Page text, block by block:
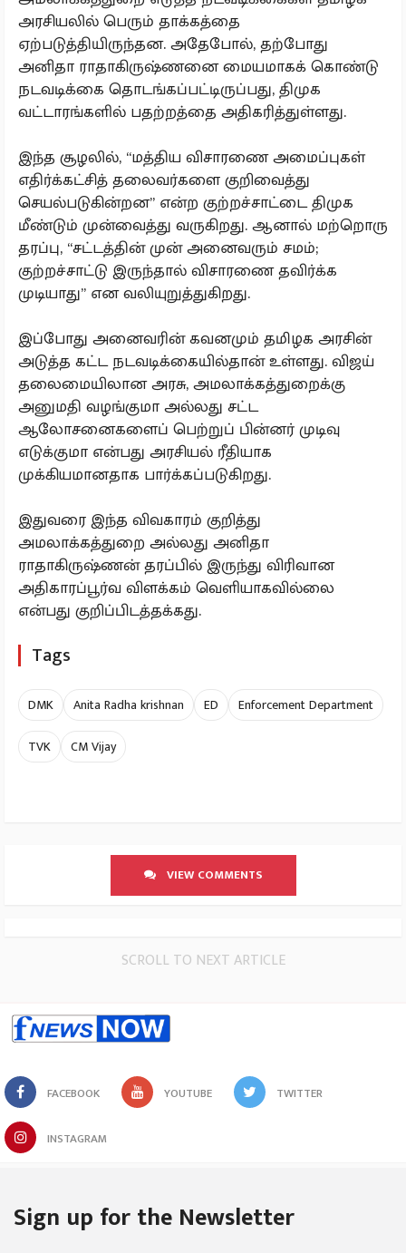
அரசியலில் பெரும் தாக்கத்தை
ஏற்படுத்தியிருந்தன. அதேபோல், தற்போது
அனிதா ராதாகிருஷ்ணனை மையமாகக் கொண்டு
நடவடிக்கை தொடங்கப்பட்டிருப்பது, திமுக
வட்டாரங்களில் பதற்றத்தை அதிகரித்துள்ளது.
இந்த சூழலில், “மத்திய விசாரணை அமைப்புகள்
எதிர்க்கட்சித் தலைவர்களை குறிவைத்து
செயல்படுகின்றன” என்ற குற்றச்சாட்டை திமுக
மீண்டும் முன்வைத்து வருகிறது. ஆனால் மற்றொரு
தரப்பு, “சட்டத்தின் முன் அனைவரும் சமம்;
குற்றச்சாட்டு இருந்தால் விசாரணை தவிர்க்க
முடியாது” என வலியுறுத்துகிறது.
இப்போது அனைவரின் கவனமும் தமிழக அரசின்
அடுத்த கட்ட நடவடிக்கையில்தான் உள்ளது. விஜய்
தலைமையிலான அரசு, அமலாக்கத்துறைக்கு
அனுமதி வழங்குமா அல்லது சட்ட
ஆலோசனைகளைப் பெற்றுப் பின்னர் முடிவு
எடுக்குமா என்பது அரசியல் ரீதியாக
முக்கியமானதாக பார்க்கப்படுகிறது.
இதுவரை இந்த விவகாரம் குறித்து
அமலாக்கத்துறை அல்லது அனிதா
ராதாகிருஷ்ணன் தரப்பில் இருந்து விரிவான
அதிகாரப்பூர்வ விளக்கம் வெளியாகவில்லை
என்பது குறிப்பிடத்தக்கது.
Tags
DMK Anita Radha krishnan ED
Enforcement Department
TVK
CM Vijay
VIEW COMMENTS
SCROLL TO NEXT ARTICLE
FACEBOOK YOUTUBE TWITTER
INSTAGRAM
Sign up for the Newsletter